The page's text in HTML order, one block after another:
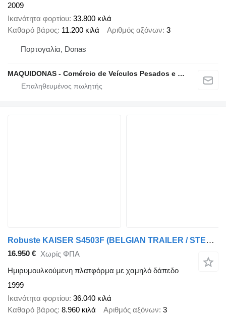
2009
Ικανότητα φορτίου 33.800 κιλά
Καθαρό βάρος 11.200 κιλά Αριθμός αξόνων 3
Πορτογαλία, Donas
MAQUIDONAS - Comércio de Veículos Pesados e Ligeiros, Lda.
Robuste KAISER S4503F (BELGIAN TRAILER / STEEL SUSPENSION / LAMES / BLAT
16.950 € Χωρίς ΦΠΑ
Ημιρυμουλκούμενη πλατφόρμα με χαμηλό δάπεδο
1999
Ικανότητα φορτίου 36.040 κιλά
Καθαρό βάρος 8.960 κιλά Αριθμός αξόνων 3